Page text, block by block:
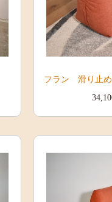
フラン 滑り止め